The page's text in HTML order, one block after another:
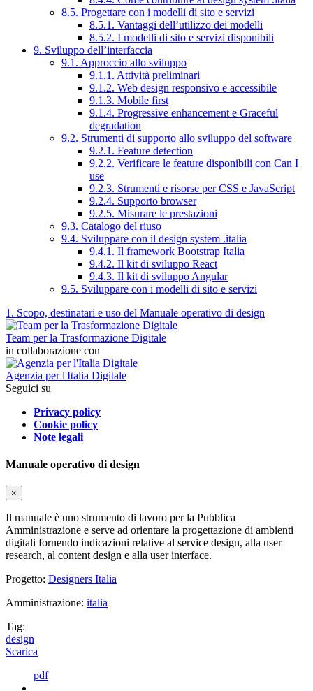
8.5. Progettare con i modelli di sito e servizi
8.5.1. Vantaggi dell’utilizzo dei modelli
8.5.2. I modelli di sito e servizi disponibili
9. Sviluppo dell’interfaccia
9.1. Approccio allo sviluppo
9.1.1. Attività preliminari
9.1.2. Web design responsivo e accessibile
9.1.3. Mobile first
9.1.4. Progressive enhancement e Graceful
degradation
9.2. Strumenti di supporto allo sviluppo del software
9.2.1. Feature detection
9.2.2. Verificare le feature disponibili con Can I
use
9.2.3. Strumenti e risorse per CSS e JavaScript
9.2.4. Supporto browser
9.2.5. Misurare le prestazioni
9.3. Catalogo del riuso
9.4. Sviluppare con il design system .italia
9.4.1. Il framework Bootstrap Italia
9.4.2. Il kit di sviluppo React
9.4.3. Il kit di sviluppo Angular
9.5. Sviluppare con i modelli di sito e servizi
1. Scopo, destinatari e uso del Manuale operativo di design
Team per la Trasformazione Digitale
in collaborazione con
Agenzia per l'Italia Digitale
Seguici su
Privacy policy
Cookie policy
Note legali
Manuale operativo di design
×
Il manuale è uno strumento di lavoro per la Pubblica
Amministrazione e serve ad orientare la progettazione di ambienti
digitali fornendo indicazioni relative al service design, alla user
research, al content design e alla user interface.
Progetto: Designers Italia
Amministrazione: italia
Tag:
design
Scarica
pdf